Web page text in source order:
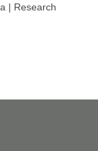
| Research